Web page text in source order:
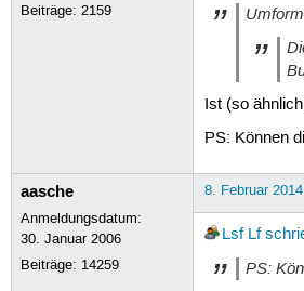
Beiträge:2159
Ist (so
PS: Können
aasche
Anmeldungsdatum:
30. Januar 2006
Beiträge: 14259
8. Februar
Lsf Lf
PS: